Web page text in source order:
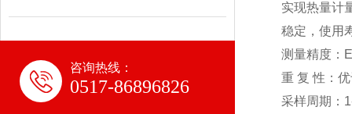
咨询热线：
0517-86896826
实现热量计
稳定，使用
测量精度：
重 复 性：
采样周期：